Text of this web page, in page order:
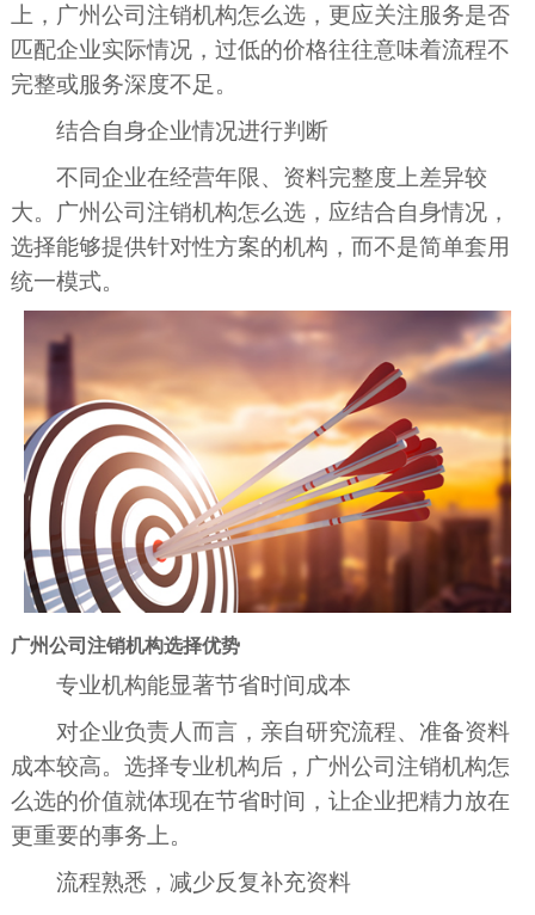
上，广州公司注销机构怎么选，更应关注服务是否
匹配企业实际情况，过低的价格往往意味着流程不
完整或服务深度不足。
结合自身企业情况进行判断
不同企业在经营年限、资料完整度上差异较
大。广州公司注销机构怎么选，应结合自身情况，
选择能够提供针对性方案的机构，而不是简单套用
统一模式。
广州公司注销机构选择优势
专业机构能显著节省时间成本
对企业负责人而言，亲自研究流程、准备资料
成本较高。选择专业机构后，广州公司注销机构怎
么选的价值就体现在节省时间，让企业把精力放在
更重要的事务上。
流程熟悉，减少反复补充资料